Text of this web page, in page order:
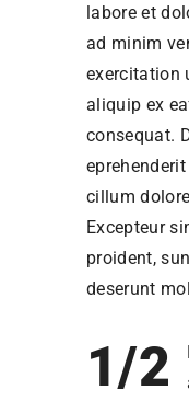
labore et
ad minim
exercitation
aliquip ex
consequat.
cillum
Excepteur
proident,
deserunt
1/2